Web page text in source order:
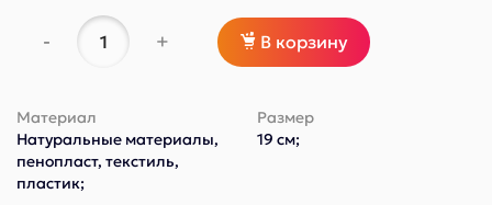
- + В корзину
Материал
Натуральные материалы,
пенопласт, текстиль,
пластик;
Размер
19 см;